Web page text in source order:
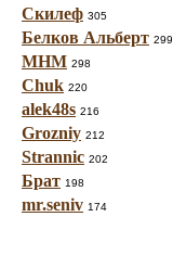
Скилеф 305
Белков Альберт 299
МНМ 298
Chuk 220
alek48s 216
Grozniy 212
Strannic 202
Брат 198
mr.seniv 174